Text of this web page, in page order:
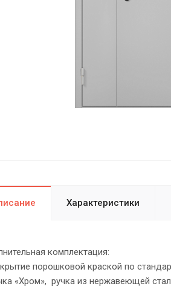
Характеристики
комплектация:
порошковой краской по
«Хром», ручка из нержавеющей